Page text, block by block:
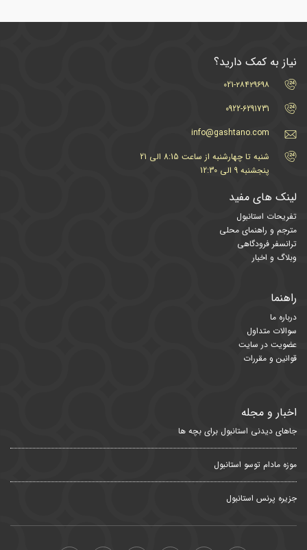
نیاز به کمک دارید؟
021-۲۸۴۲۹۶۹۸
0922-6291731
info@gashtano.com
شنبه تا چهارشنبه از ساعت 8:15 الی 21
پنجشنبه 9 الی 12:30
لینک های مفید
تفریحات استانبول
مترجم و راهنمای محلی
ترانسفر فرودگاهی
وبلاگ و اخبار
راهنما
درباره ما
سوالات متداول
عضویت در سایت
قوانین و مقررات
اخبار و مجله
جاهای دیدنی استانبول برای بچه ها
موزه مادام توسو استانبول
جزیره پرنس استانبول